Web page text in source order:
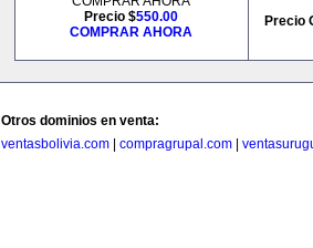
Precio $550.00
COMPRAR AHORA
Precio
Otros dominios en venta:
ventasbolivia.com
compragrupal.com